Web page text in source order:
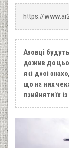
https://
Азовці
дожив до
які досі
що на них
прийняти їх